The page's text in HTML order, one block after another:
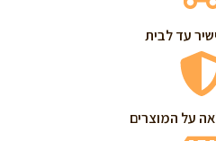
עד לבית
על המוצרים